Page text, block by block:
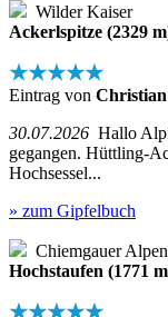
Wilder Kaiser
Ackerlspitze (2329
★★★★★
Eintrag von Christian
30.07.2026 Hallo
gegangen. Hüttling-
Hochsessel...
» zum Gipfelbuch
Chiemgauer Alpen
Hochstaufen (1771
★★★★★